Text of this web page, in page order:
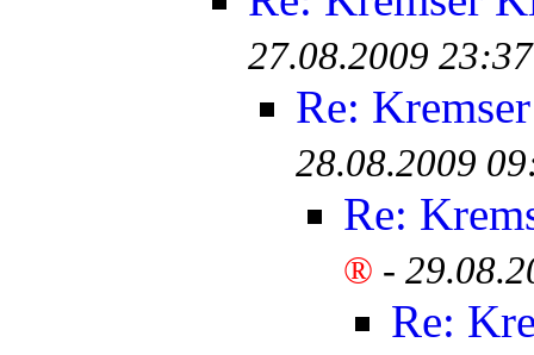
27.08.2009 23:37
Re:
28.08.2009
Re:
® -
Re: